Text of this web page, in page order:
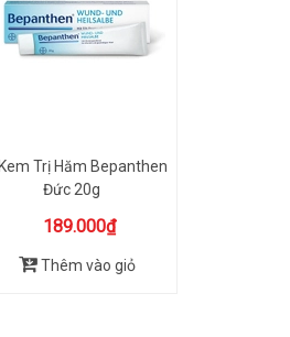
Trị Hăm Bepanthen
Đức 20g
189.000₫
Thêm vào giỏ